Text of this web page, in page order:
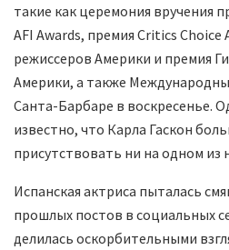
такие как церемония вручения
AFI Awards, премия Critics Choice
режиссеров Америки и премия
Америки, а также
Санта-Барбаре в воскресенье.
известно, что Карла Гаскон
присутствовать ни на одном из
Испанская актриса пыталась
прошлых постов в социальных
делилась оскорбительными